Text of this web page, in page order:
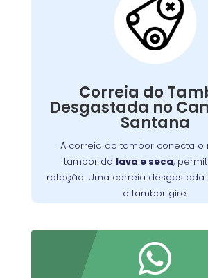
Correia do
Desgastada no
Santana
A correia do tambor conecta o
tambor da lava e seca,
rotação. Uma correia
o tambor gire.
Correia do
Desgastada:
Nossos técnicos podem
o problema, permitindo que
preparar suas refeições
